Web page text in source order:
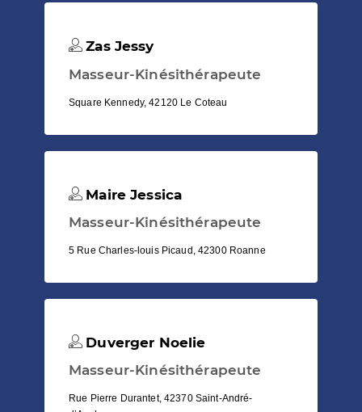
Zas Jessy
Masseur-Kinésithérapeute
Square Kennedy, 42120 Le Coteau
Maire Jessica
Masseur-Kinésithérapeute
5 Rue Charles-louis Picaud, 42300 Roanne
Duverger Noelie
Masseur-Kinésithérapeute
Rue Pierre Durantet, 42370 Saint-André-